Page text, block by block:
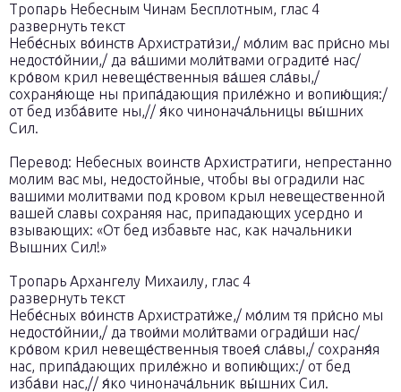
Тропарь Небесным Чинам Бесплотным, глас 4
развернуть текст
Небе́сных во́инств Архистрати́зи,/ мо́лим вас при́сно мы
недосто́йнии,/ да ва́шими моли́твами оградите́ нас/
кро́вом крил невеще́ственныя ва́шея сла́вы,/
сохраня́юще ны пpипа́дающия приле́жно и вопию́щия:/
от бед изба́вите ны,// я́ко чинонача́льницы вы́шних
Сил.
Перевод: Небесных воинств Архистратиги, непрестанно
молим вас мы, недостойные, чтобы вы оградили нас
вашими молитвами под кровом крыл невещественной
вашей славы сохраняя нас, припадающих усердно и
взывающих: «От бед избавьте нас, как начальники
Вышних Сил!»
Тропарь Архангелу Михаилу, глас 4
развернуть текст
Небе́сных во́инств Архистрати́же,/ мо́лим тя при́сно мы
недосто́йнии,/ да твои́ми моли́твами огради́ши нас/
кро́вом крил невеще́ственныя твоея́ сла́вы,/ сохраня́я
нас, припа́дающих приле́жно и вопию́щих:/ от бед
изба́ви нас,// я́ко чинонача́льник вы́шних Сил.